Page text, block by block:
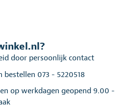
door persoonlijk contact
073 - 5220518
op werkdagen geopend 9.00 -